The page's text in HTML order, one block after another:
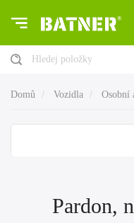
Hledej položky
Domů Vozidla Osobní
Pardon,